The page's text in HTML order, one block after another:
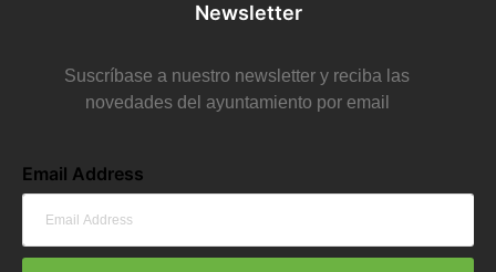
Newsletter
Suscríbase a nuestro newsletter y reciba las
novedades del ayuntamiento por email
Email Address